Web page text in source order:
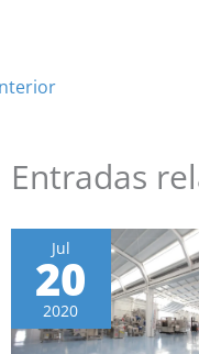
Entradas
Jul
20
2020